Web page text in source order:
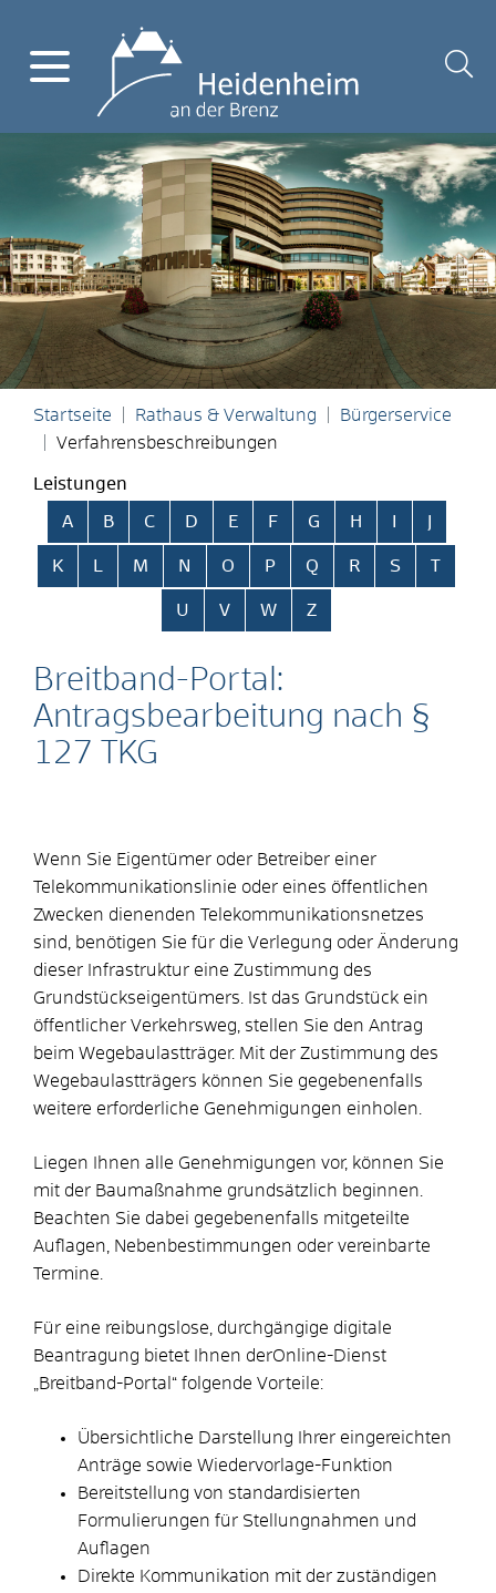
Startseite Rathaus & Verwaltung
Bürgerservice
Verfahrensbeschreibungen
Leistungen
Alphabetisches Register überspringen
A B C D E F G H
K L M N O P Q R S T
U V W Z
Breitband-Portal:
Antragsbearbeitung nach §
127 TKG
Wenn Sie Eigentümer oder Betreiber einer
Telekommunikationslinie oder eines öffentlichen
Zwecken dienenden Telekommunikationsnetzes
sind, benötigen Sie für die Verlegung oder Änderung
dieser Infrastruktur eine Zustimmung des
Grundstückseigentümers. Ist das Grundstück ein
öffentlicher Verkehrsweg, stellen Sie den Antrag
beim Wegebaulastträger. Mit der Zustimmung des
Wegebaulastträgers können Sie gegebenenfalls
weitere erforderliche Genehmigungen einholen.
Liegen Ihnen alle Genehmigungen vor, können Sie
mit der Baumaßnahme grundsätzlich beginnen.
Beachten Sie dabei gegebenenfalls mitgeteilte
Auflagen, Nebenbestimmungen oder vereinbarte
Termine.
Für eine reibungslose, durchgängige digitale
Beantragung bietet Ihnen derOnline-Dienst
„Breitband-Portal“ folgende Vorteile:
Übersichtliche Darstellung Ihrer eingereichten
Anträge sowie Wiedervorlage-Funktion
Bereitstellung von standardisierten
Formulierungen für Stellungnahmen und
Auflagen
Direkte Kommunikation mit der zuständigen